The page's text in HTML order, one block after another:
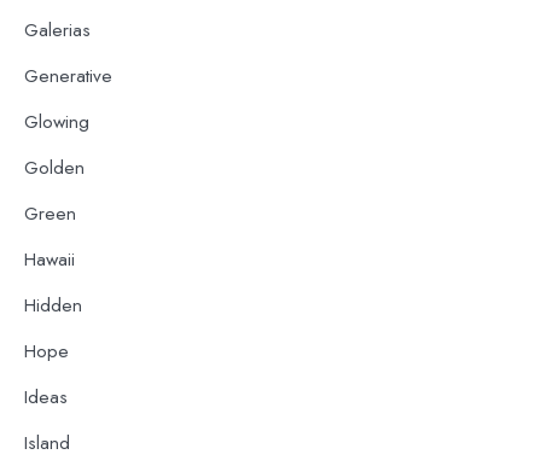
Galerias
Generative
Glowing
Golden
Green
Hawaii
Hidden
Hope
Ideas
Island